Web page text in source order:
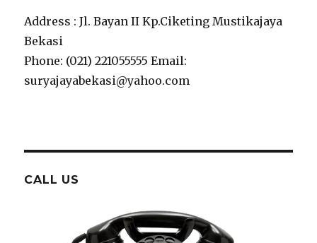
Address : Jl. Bayan II Kp.Ciketing Mustikajaya
Bekasi
Phone: (021) 221055555 Email:
suryajayabekasi@yahoo.com
CALL US